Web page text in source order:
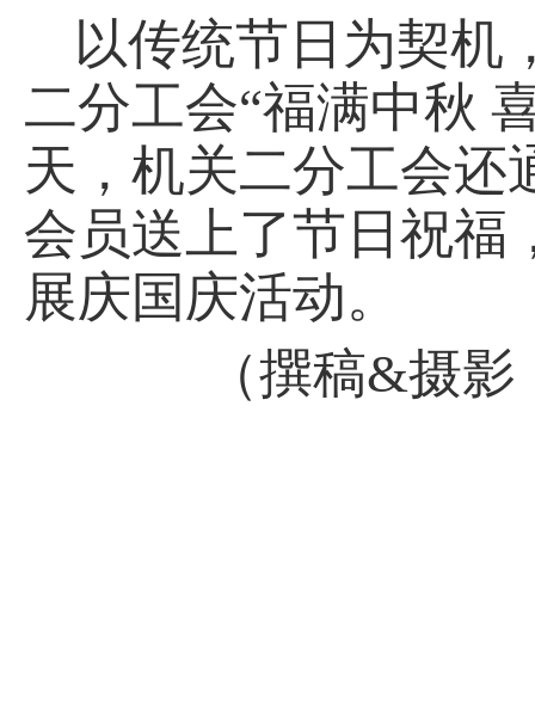
以传统节日为契机
二分工会“福满中秋
天，机关二分工会还
会员送上了节日祝福
展庆国庆活动。
（撰稿&摄影